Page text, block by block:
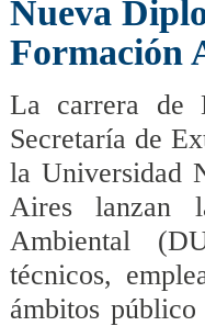
Nueva
Formación
La carrera de
Secretaría de
la Universidad
Aires lanzan
Ambiental
técnicos,
ámbitos